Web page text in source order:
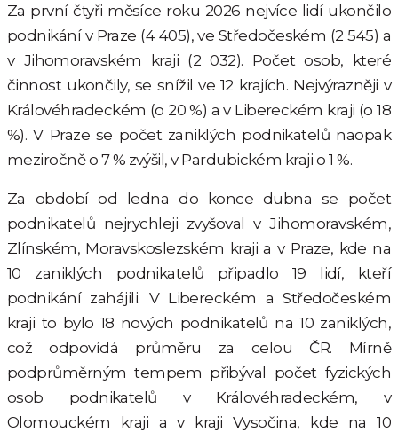
Za první čtyři měsíce roku 2026 nejvíce lidí ukončilo
podnikání v Praze (4 405), ve Středočeském (2 545) a
v Jihomoravském kraji (2 032). Počet osob, které
činnost ukončily, se snížil ve 12 krajích. Nejvýrazněji v
Královéhradeckém (o 20 %) a v Libereckém kraji (o 18
%). V Praze se počet zaniklých podnikatelů naopak
meziročně o 7 % zvýšil, v Pardubickém kraji o 1 %.
Za období od ledna do konce dubna se počet
podnikatelů nejrychleji zvyšoval v Jihomoravském,
Zlínském, Moravskoslezském kraji a v Praze, kde na
10 zaniklých podnikatelů připadlo 19 lidí, kteří
podnikání zahájili. V Libereckém a Středočeském
kraji to bylo 18 nových podnikatelů na 10 zaniklých,
což odpovídá průměru za celou ČR. Mírně
podprůměrným tempem přibýval počet fyzických
osob podnikatelů v Královéhradeckém, v
Olomouckém kraji a v kraji Vysočina, kde na 10